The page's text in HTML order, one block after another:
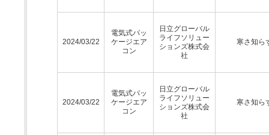
2024/03/22
電気式パッ
ケージエア
コン
日立グローバル
ライフソリュー
ションズ株式会
社
寒さ知ら
2024/03/22
電気式パッ
ケージエア
コン
日立グローバル
ライフソリュー
ションズ株式会
社
寒さ知ら